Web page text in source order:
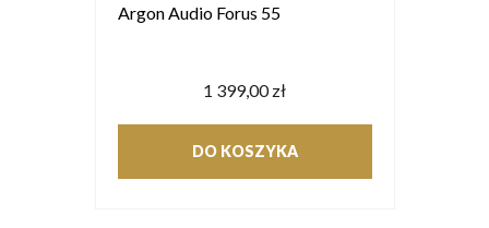
Argon Audio Forus 55
1 399,00 zł
DO KOSZYKA